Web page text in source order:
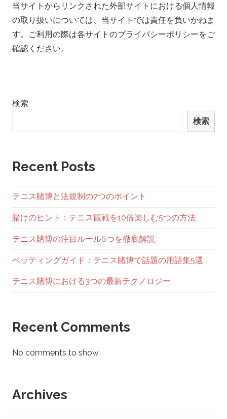
当サイトからリンクされた外部サイトにおける個人情報
の取り扱いについては、当サイトでは責任を負いかねま
す。ご利用の際は各サイトのプライバシーポリシーをご
確認ください。
検索
検索
Recent Posts
テニス賭博と法規制の7つのポイント
賭けのヒント：テニス観戦を10倍楽しむ5つの方法
テニス賭博の注目ルール6つを徹底解説
ベッティングガイド：テニス賭博で話題の用語集5選
テニス賭博における3つの最新テクノロジー
Recent Comments
No comments to show.
Archives